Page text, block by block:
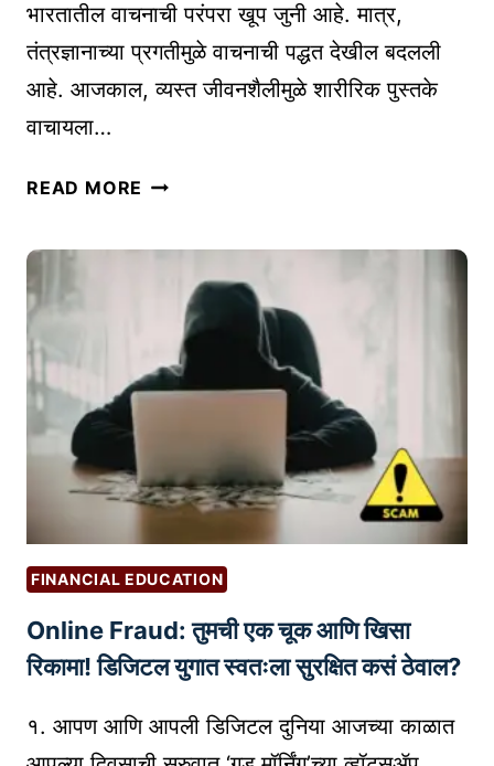
त
मो
हि
I
R
O
W
I
T
H
-
भारतातील वाचनाची परंपरा खूप जुनी आहे. मात्र,
तंत्रज्ञानाच्या प्रगतीमुळे वाचनाची पद्धत देखील बदलली
आहे. आजकाल, व्यस्त जीवनशैलीमुळे शारीरिक पुस्तके
वाचायला…
READ MORE भा
कां
सा
डि
ओ
बु
क्स
चे
2
0
ट
फॉ
FINANCIAL EDUCATION
Online Fraud: तुमची एक चूक आणि खिसा
रिकामा! डिजिटल युगात स्वतःला सुरक्षित कसं ठेवाल?
१. आपण आणि आपली डिजिटल दुनिया आजच्या काळात